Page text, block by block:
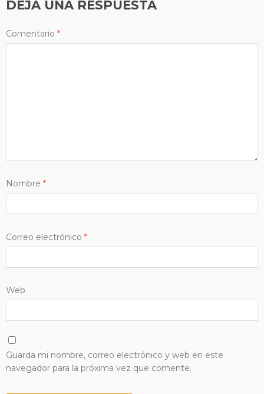
DEJA UNA RESPUESTA
Comentario *
Nombre *
Correo electrónico *
Web
Guarda mi nombre, correo electrónico y web en este
navegador para la próxima vez que comente.